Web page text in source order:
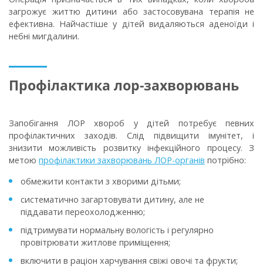
загрожує життю дитини або застосовувана терапія не
ефективна. Найчастіше у дітей видаляються аденоїди і
небні мигдалини.
Профілактика лор-захворювань
Запобігання ЛОР хвороб у дітей потребує певних
профілактичних заходів. Слід підвищити імунітет, і
знизити можливість розвитку інфекційного процесу. З
метою профілактики захворювань ЛОР-органів потрібно:
обмежити контакти з хворими дітьми;
систематично загартовувати дитину, але не
піддавати переохолодженню;
підтримувати нормальну вологість і регулярно
провітрювати житлове приміщення;
включити в раціон харчування свіжі овочі та фрукти;